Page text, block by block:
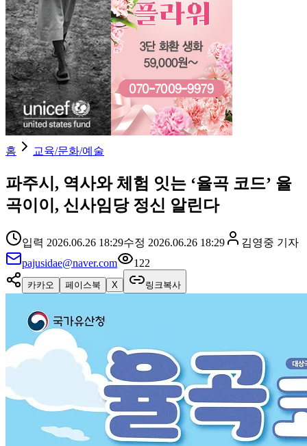
홈 교육/문화/예술
파주시, 역사와 체험 잇는 ‘율곡 코드’ 율
곡이이, 신사임당 정신 알린다
입력 2026.06.26 18:29수정 2026.06.26 18:29 김영중 기자
pajusidae@naver.com
122
카카오 페이스북 X 링크복사